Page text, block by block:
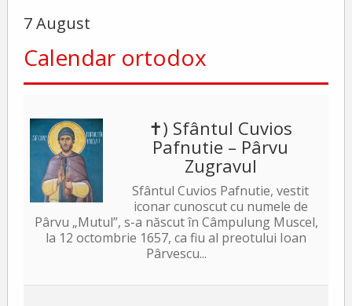
7 August
Calendar ortodox
✝) Sfântul Cuvios
Pafnutie – Pârvu
Zugravul
Sfântul Cuvios Pafnutie, vestit
iconar cunoscut cu numele de
Pârvu „Mutul”, s-a născut în Câmpulung Muscel,
la 12 octombrie 1657, ca fiu al preotului Ioan
Pârvescu...